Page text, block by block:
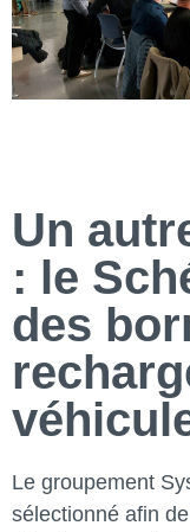
Un
: le
des
Le groupement
sélectionné afin